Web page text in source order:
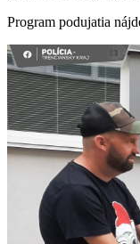
Program podujatia